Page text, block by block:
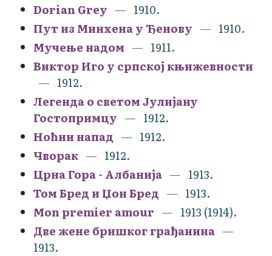
Dorian Grey
1910.
Пут из Минхена у Ђенову
1910.
Мучење надом
1911.
Виктор Иго у српској књижевности
1912.
Легенда о светом Јулијану
Гостопримцу
1912.
Ноћни напад
1912.
Чворак
1912.
Црна Гора - Албанија
1913.
Том Бред и Џон Бред
1913.
Mon premier amour
1913 (1914).
Две жене бришког грађанина
1913.